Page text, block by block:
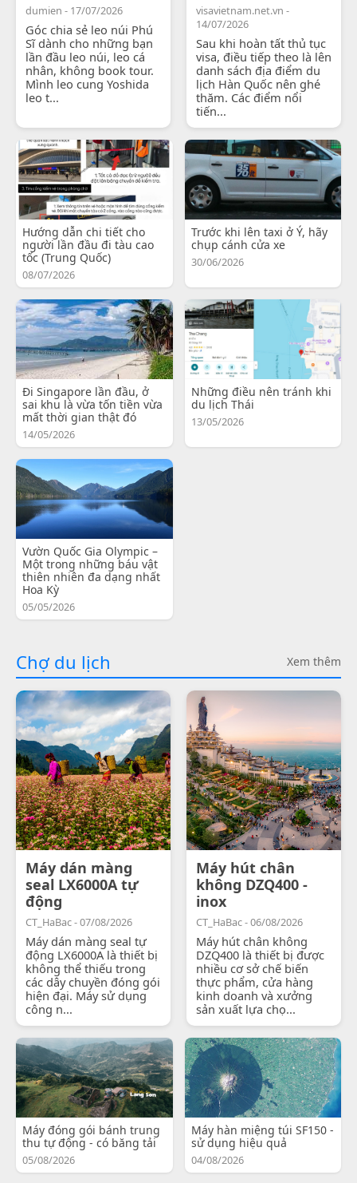
dumien - 17/07/2026
Góc chia sẻ leo núi Phú
Sĩ dành cho những bạn
lần đầu leo núi, leo cá
nhân, không book tour.
Mình leo cung Yoshida
leo t...
visavietnam.net.vn -
14/07/2026
Sau khi hoàn tất thủ tục
visa, điều tiếp theo là lên
danh sách địa điểm du
lịch Hàn Quốc nên ghé
thăm. Các điểm nổi
tiến...
Hướng dẫn chi tiết cho
người lần đầu đi tàu cao
tốc (Trung Quốc)
08/07/2026
Trước khi lên taxi ở Ý, hãy
chụp cánh cửa xe
30/06/2026
Đi Singapore lần đầu, ở
sai khu là vừa tốn tiền vừa
mất thời gian thật đó
14/05/2026
Những điều nên tránh khi
du lịch Thái
13/05/2026
Vườn Quốc Gia Olympic –
Một trong những báu vật
thiên nhiên đa dạng nhất
Hoa Kỳ
05/05/2026
Chợ du lịch Xem thêm
Máy dán màng
seal LX6000A tự
động
CT_HaBac - 07/08/2026
Máy dán màng seal tự
động LX6000A là thiết bị
không thể thiếu trong
các dây chuyền đóng gói
hiện đại. Máy sử dụng
công n...
Máy hút chân
không DZQ400 -
inox
CT_HaBac - 06/08/2026
Máy hút chân không
DZQ400 là thiết bị được
nhiều cơ sở chế biến
thực phẩm, cửa hàng
kinh doanh và xưởng
sản xuất lựa chọ...
Máy đóng gói bánh trung
thu tự động - có băng tải
05/08/2026
Máy hàn miệng túi SF150 -
sử dụng hiệu quả
04/08/2026